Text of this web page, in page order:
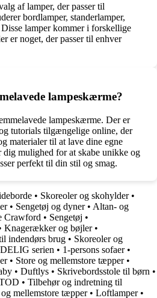
af lamper, der passer til
bordlamper, standerlamper,
lamper kommer i forskellige
er noget, der passer til enhver
lampeskærme?
lampeskærme. Der er
tutorials tilgængelige online, der
materialer til at lave dine egne
mulighed for at skabe unikke og
perfekt til din stil og smag.
• Skoreoler og skohylder•
• Sengetøj og dyner• Altan- og
Crawford • Sengetøj •
Knagerækker og bøjler•
indendørs brug • Skoreoler og
serien • 1-persons sofaer•
• Store og mellemstore tæpper•
• Duftlys • Skrivebordsstole til børn •
• Tilbehør og indretning til
og mellemstore tæpper• Loftlamper•